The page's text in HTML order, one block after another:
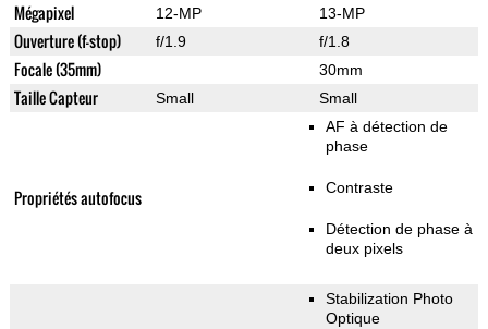
Mégapixel 12-MP 13-MP
Ouverture (f-stop) f/1.9 f/1.8
Focale (35mm) 30mm
Taille Capteur Small Small
Propriétés autofocus
AF à détection de
phase
Contraste
Détection de phase à
deux pixels
Stabilization Photo
Optique